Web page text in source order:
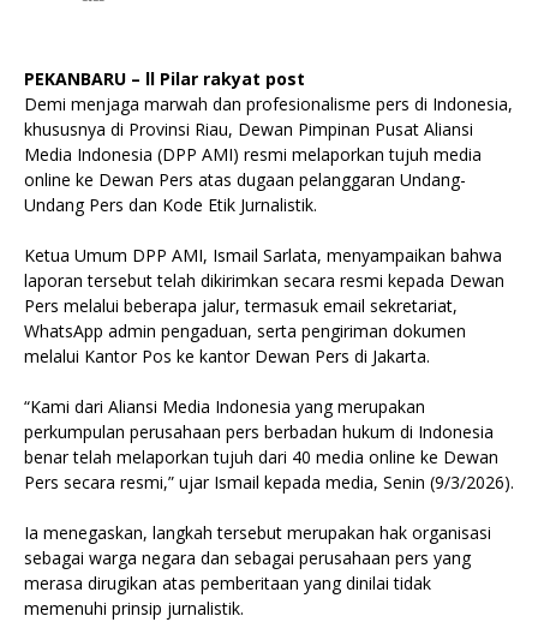
PEKANBARU – ll Pilar rakyat post
Demi menjaga marwah dan profesionalisme pers di Indonesia,
khususnya di Provinsi Riau, Dewan Pimpinan Pusat Aliansi
Media Indonesia (DPP AMI) resmi melaporkan tujuh media
online ke Dewan Pers atas dugaan pelanggaran Undang-
Undang Pers dan Kode Etik Jurnalistik.
Ketua Umum DPP AMI, Ismail Sarlata, menyampaikan bahwa
laporan tersebut telah dikirimkan secara resmi kepada Dewan
Pers melalui beberapa jalur, termasuk email sekretariat,
WhatsApp admin pengaduan, serta pengiriman dokumen
melalui Kantor Pos ke kantor Dewan Pers di Jakarta.
“Kami dari Aliansi Media Indonesia yang merupakan
perkumpulan perusahaan pers berbadan hukum di Indonesia
benar telah melaporkan tujuh dari 40 media online ke Dewan
Pers secara resmi,” ujar Ismail kepada media, Senin (9/3/2026).
Ia menegaskan, langkah tersebut merupakan hak organisasi
sebagai warga negara dan sebagai perusahaan pers yang
merasa dirugikan atas pemberitaan yang dinilai tidak
memenuhi prinsip jurnalistik.